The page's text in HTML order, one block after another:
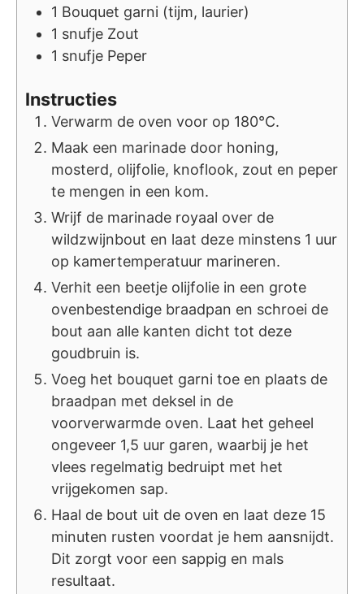
1 Bouquet garni (tijm, laurier)
1 snufje Zout
1 snufje Peper
Instructies
Verwarm de oven voor op 180°C.
Maak een marinade door honing,
mosterd, olijfolie, knoflook, zout en peper
te mengen in een kom.
Wrijf de marinade royaal over de
wildzwijnbout en laat deze minstens 1 uur
op kamertemperatuur marineren.
Verhit een beetje olijfolie in een grote
ovenbestendige braadpan en schroei de
bout aan alle kanten dicht tot deze
goudbruin is.
Voeg het bouquet garni toe en plaats de
braadpan met deksel in de
voorverwarmde oven. Laat het geheel
ongeveer 1,5 uur garen, waarbij je het
vlees regelmatig bedruipt met het
vrijgekomen sap.
Haal de bout uit de oven en laat deze 15
minuten rusten voordat je hem aansnijdt.
Dit zorgt voor een sappig en mals
resultaat.